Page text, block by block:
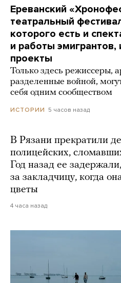
Ереванский
театральный
которого есть и
и работы эмигрантов,
проекты
Только здесь режиссеры,
разделенные войной,
себя одним сообществом
ИСТОРИИ 5 часов назад
В Рязани прекратили
полицейских,
Год назад ее
за закладчицу, когда
цветы
4 часа назад